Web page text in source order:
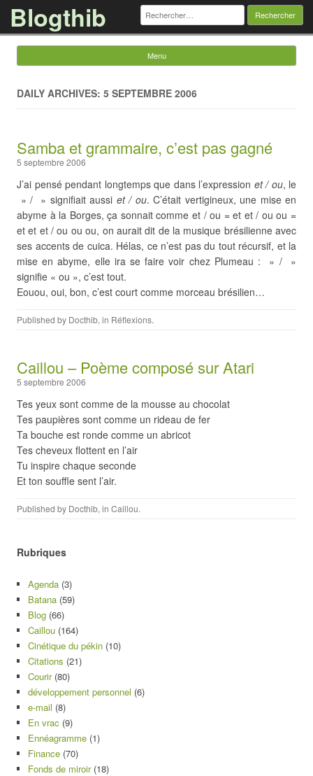
Blogthib Rechercher :
Menu
DAILY ARCHIVES: 5 SEPTEMBRE 2006
Samba et grammaire, c’est pas gagné
5 septembre 2006
J’ai pensé pendant longtemps que dans l’expression et / ou, le
» / » signifiait aussi et / ou. C’était vertigineux, une mise en
abyme à la Borges, ça sonnait comme et / ou = et et / ou ou =
et et et / ou ou ou, on aurait dit de la musique brésilienne avec
ses accents de cuica. Hélas, ce n’est pas du tout récursif, et la
mise en abyme, elle ira se faire voir chez Plumeau : » / »
signifie « ou », c’est tout.
Eouou, oui, bon, c’est court comme morceau brésilien…
Published by Docthib, in Réflexions.
Caillou – Poème composé sur Atari
5 septembre 2006
Tes yeux sont comme de la mousse au chocolat
Tes paupières sont comme un rideau de fer
Ta bouche est ronde comme un abricot
Tes cheveux flottent en l’air
Tu inspire chaque seconde
Et ton souffle sent l’air.
Published by Docthib, in Caillou.
Rubriques
Agenda (3)
Batana (59)
Blog (66)
Caillou (164)
Cinétique du pékin (10)
Citations (21)
Courir(80)
développement personnel (6)
e-mail (8)
En vrac (9)
Ennéagramme (1)
Finance (70)
Fonds de miroir(18)